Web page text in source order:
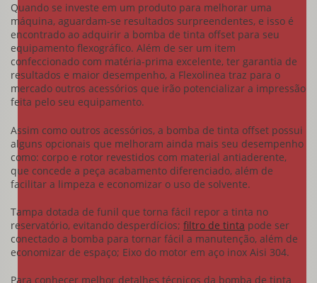
Quando se investe em um produto para melhorar uma
máquina, aguardam-se resultados surpreendentes, e isso é
encontrado ao adquirir a bomba de tinta offset para seu
equipamento flexográfico. Além de ser um item
confeccionado com matéria-prima excelente, ter garantia de
resultados e maior desempenho, a Flexolinea traz para o
mercado outros acessórios que irão potencializar a impressão
feita pelo seu equipamento.
Assim como outros acessórios, a bomba de tinta offset possui
alguns opcionais que melhoram ainda mais seu desempenho
como: corpo e rotor revestidos com material antiaderente,
que concede a peça acabamento diferenciado, além de
facilitar a limpeza e economizar o uso de solvente.
Tampa dotada de funil que torna fácil repor a tinta no
reservatório, evitando desperdícios; filtro de tinta pode ser
conectado a bomba para tornar fácil a manutenção, além de
economizar de espaço; Eixo do motor em aço inox Aisi 304.
Para conhecer melhor detalhes técnicos da bomba de tinta